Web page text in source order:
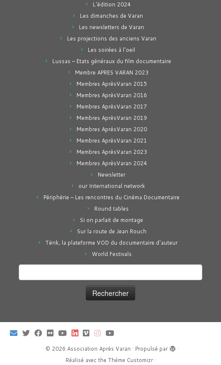
L'édition 2024
Les dimanches de Varan
Les newsletters de Varan
Les projections des anciens Varan
Les soirées à l'oeil
Lussas – Etats généraux du film documentaire
Membre APRES VARAN 2023
Membres AprèsVaran 2015
Membres AprèsVaran 2016
Membres AprèsVaran 2017
Membres AprèsVaran 2019
Membres AprèsVaran 2020
Membres AprèsVaran 2021
Membres AprèsVaran 2023
Membres AprèsVaran 2024
Newsletter
our International network
Périphérie – Les rencontres du Cinéma Documentaire
Round tables
Si on parlait de montage
Sur la route de Jean Rouch
Tënk, la plateforme VOD du documentaire d'auteur
World Festivals
· © 2026 Association Après Varan · Propulsé par
·
Réalisé avec the Thème Customizr·